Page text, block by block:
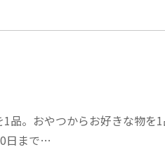
品。おやつからお好きな物を
日まで…